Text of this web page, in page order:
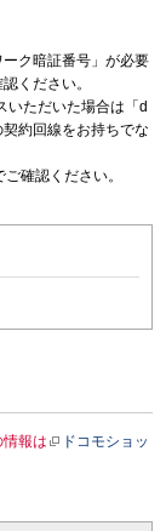
ク暗証番号」が必要
ください。
いただいた場合は「d
約回線をお持ちでな
ご確認ください。
報は
ドコモショッ